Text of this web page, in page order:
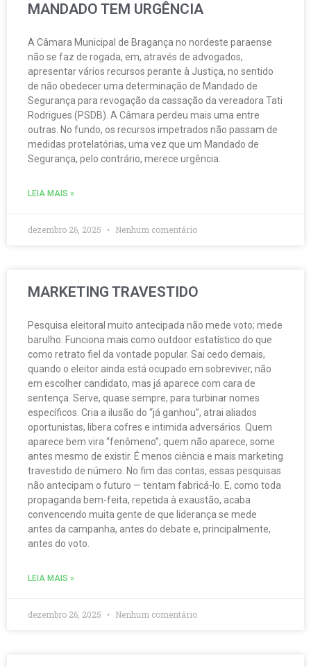
MANDADO TEM URGÊNCIA
A Câmara Municipal de Bragança no nordeste paraense
não se faz de rogada, em, através de advogados,
apresentar vários recursos perante à Justiça, no sentido
de não obedecer uma determinação de Mandado de
Segurança para revogação da cassação da vereadora Tati
Rodrigues (PSDB). A Câmara perdeu mais uma entre
outras. No fundo, os recursos impetrados não passam de
medidas protelatórias, uma vez que um Mandado de
Segurança, pelo contrário, merece urgência.
LEIA MAIS »
dezembro 26, 2025 Nenhum comentário
MARKETING TRAVESTIDO
Pesquisa eleitoral muito antecipada não mede voto; mede
barulho. Funciona mais como outdoor estatístico do que
como retrato fiel da vontade popular. Sai cedo demais,
quando o eleitor ainda está ocupado em sobreviver, não
em escolher candidato, mas já aparece com cara de
sentença. Serve, quase sempre, para turbinar nomes
específicos. Cria a ilusão do “já ganhou”, atrai aliados
oportunistas, libera cofres e intimida adversários. Quem
aparece bem vira “fenômeno”; quem não aparece, some
antes mesmo de existir. É menos ciência e mais marketing
travestido de número. No fim das contas, essas pesquisas
não antecipam o futuro — tentam fabricá-lo. E, como toda
propaganda bem-feita, repetida à exaustão, acaba
convencendo muita gente de que liderança se mede
antes da campanha, antes do debate e, principalmente,
antes do voto.
LEIA MAIS »
dezembro 26, 2025 Nenhum comentário